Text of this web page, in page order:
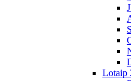
Lotaip